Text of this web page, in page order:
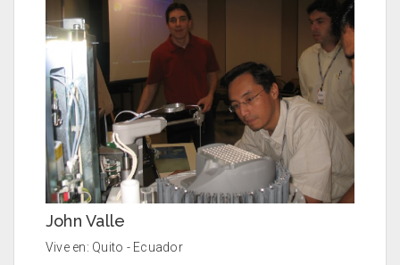
John Valle
Vive en: Quito - Ecuador